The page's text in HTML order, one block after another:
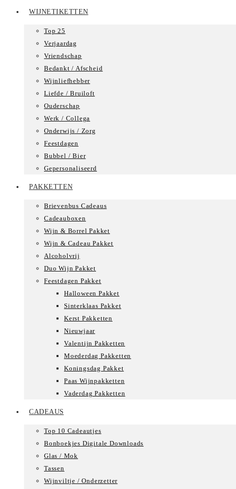
WIJNETIKETTEN
Top 25
Verjaardag
Vriendschap
Bedankt / Afscheid
Wijnliefhebber
Liefde / Bruiloft
Ouderschap
Werk / Collega
Onderwijs / Zorg
Feestdagen
Bubbel / Bier
Gepersonaliseerd
PAKKETTEN
Brievenbus Cadeaus
Cadeauboxen
Wijn & Borrel Pakket
Wijn & Cadeau Pakket
Alcoholvrij
Duo Wijn Pakket
Feestdagen Pakket
Halloween Pakket
Sinterklaas Pakket
Kerst Pakketten
Nieuwjaar
Valentijn Pakketten
Moederdag Pakketten
Koningsdag Pakket
Paas Wijnpakketten
Vaderdag Pakketten
CADEAUS
Top 10 Cadeautjes
Bonboekjes Digitale Downloads
Glas / Mok
Tassen
Wijnviltje / Onderzetter